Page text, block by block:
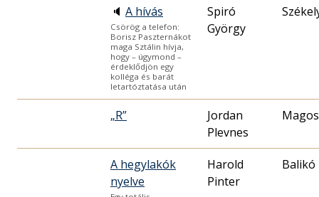
🔈 A hívás
Csörög a telefon:
Borisz Paszternákot
maga Sztálin hívja,
hogy – úgymond –
érdeklődjön egy
kolléga és barát
letartóztatása után
Spiró
György
„R”
Jordan
Plevnes
A hegylakók
nyelve
Harold
Pinter
Balikó